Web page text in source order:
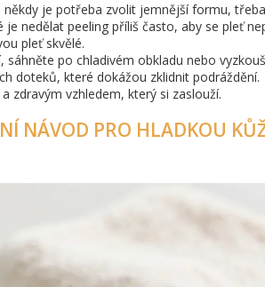
někdy je potřeba zvolit jemnější formu, třeba
nedělat peeling příliš často, aby se pleť
pleť skvělé.
po chladivém obkladu nebo
doteků, které dokážou zklidnit podráždění.
zdravým vzhledem, který si zaslouží.
NÁVOD PRO HLADKOU